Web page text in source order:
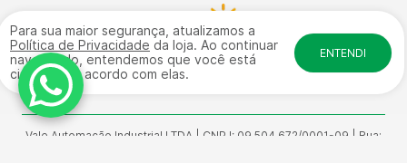
Para sua maior segurança, atualizamos a
Política de Privacidade da loja. Ao continuar
navegando, entendemos que você está
ciente e de acordo com elas.
ENTENDI
Vale Automação Industrial LTDA | CNPJ: 09.504.672/0001-09 | Rua: